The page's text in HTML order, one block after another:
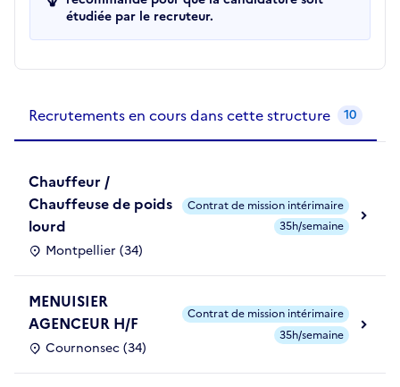
étudiée par le recruteur.
Recrutements en cours dans cette structure 10
Chauffeur /
Chauffeuse de poids
lourd
Montpellier (34)
Contrat de mission intérimaire
35h/semaine
MENUISIER
AGENCEUR H/F
Cournonsec (34)
Contrat de mission intérimaire
35h/semaine